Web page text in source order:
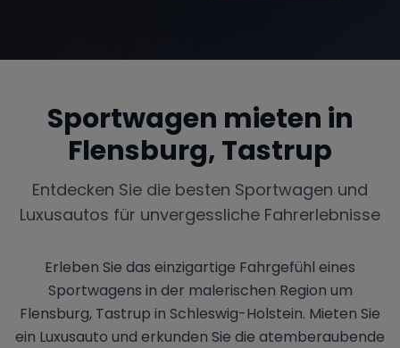
Sportwagen mieten in
Flensburg, Tastrup
Entdecken Sie die besten Sportwagen und
Luxusautos für unvergessliche Fahrerlebnisse
Erleben Sie das einzigartige Fahrgefühl eines
Sportwagens in der malerischen Region um
Flensburg, Tastrup in Schleswig-Holstein. Mieten Sie
ein Luxusauto und erkunden Sie die atemberaubende